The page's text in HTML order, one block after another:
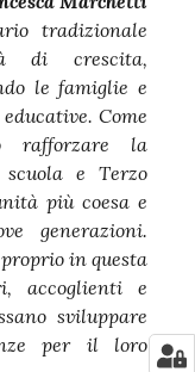
tradizionale
di crescita,
le famiglie e
Come
rafforzare la
e Terzo
più coesa e
generazioni.
in questa
accoglienti e
sviluppare
per il loro